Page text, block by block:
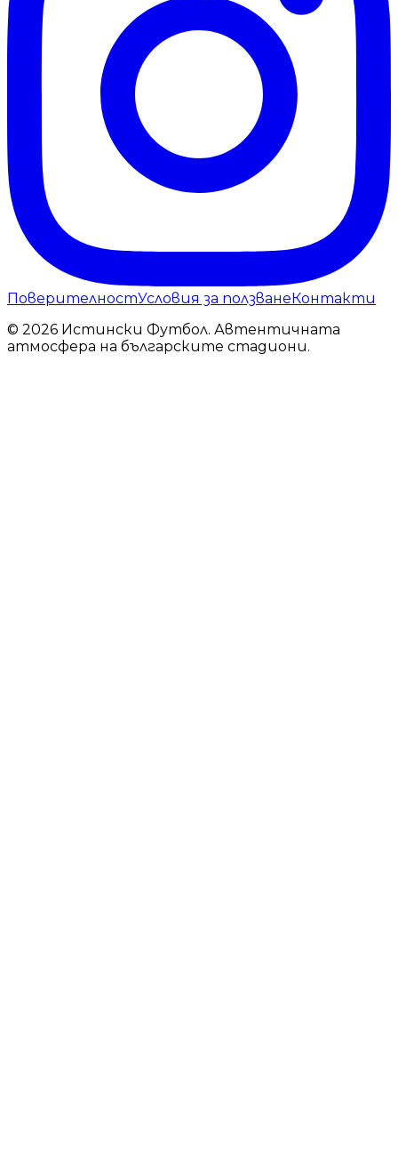
ПоверителностУсловия за ползванеКонтакти
© 2026 Истински Футбол. Автентичната
атмосфера на българските стадиони.